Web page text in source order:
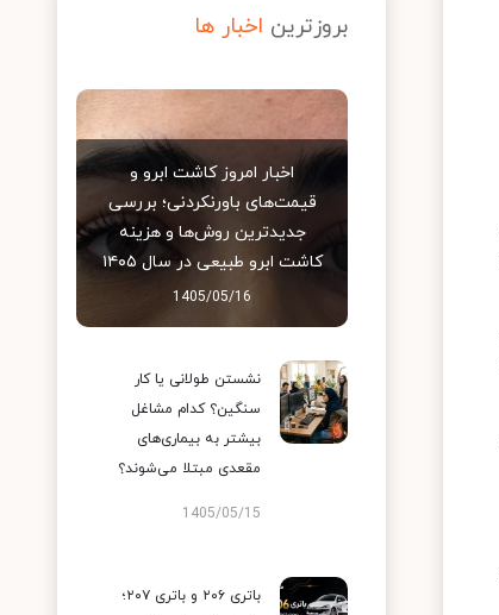
بروزترین اخبار ها
اخبار امروز کاشت ابرو و
قیمت‌های باورنکردنی؛ بررسی
جدیدترین روش‌ها و هزینه
کاشت ابرو طبیعی در سال ۱۴۰۵
1405/05/16
نشستن طولانی یا کار
سنگین؟ کدام مشاغل
بیشتر به بیماری‌های
مقعدی مبتلا می‌شوند؟
1405/05/15
باتری ۲۰۶ و باتری ۲۰۷؛